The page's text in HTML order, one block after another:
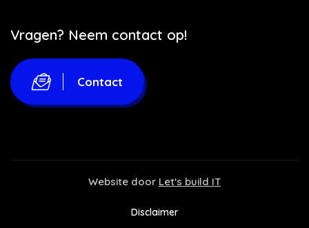
Vragen? Neem contact op!
Contact
Website door Let's build IT
Disclaimer